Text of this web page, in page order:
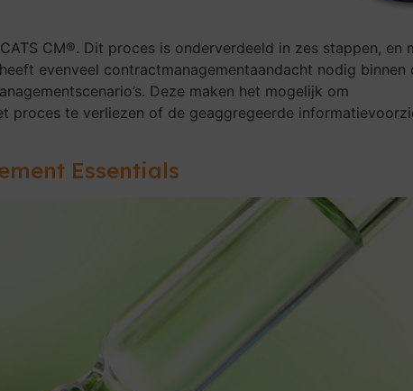
CM®. Dit proces is onderverdeeld in zes stappen, en
evenveel contractmanagementaandacht nodig binnen
Deze maken het mogelijk om
proces te verliezen of de geaggregeerde
Essentials